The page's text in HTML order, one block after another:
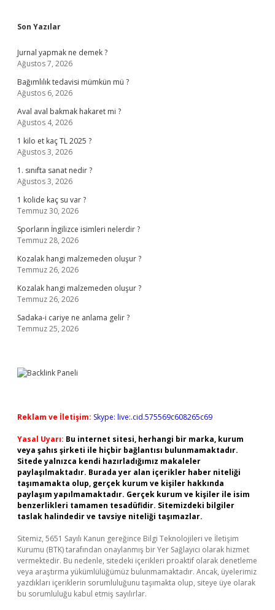
Sidebar
Son Yazılar
Jurnal yapmak ne demek ?
Ağustos 7, 2026
Bağımlılık tedavisi mümkün mü ?
Ağustos 6, 2026
Aval aval bakmak hakaret mi ?
Ağustos 4, 2026
1 kilo et kaç TL 2025 ?
Ağustos 3, 2026
1. sınıfta sanat nedir ?
Ağustos 3, 2026
1 kolide kaç su var ?
Temmuz 30, 2026
Sporların İngilizce isimleri nelerdir ?
Temmuz 28, 2026
Kozalak hangi malzemeden oluşur ?
Temmuz 26, 2026
Kozalak hangi malzemeden oluşur ?
Temmuz 26, 2026
Sadaka-i cariye ne anlama gelir ?
Temmuz 25, 2026
Reklam ve İletişim: Skype: live:.cid.575569c608265c69
Yasal Uyarı: Bu internet sitesi, herhangi bir marka, kurum
veya şahıs şirketi ile hiçbir bağlantısı bulunmamaktadır.
Sitede yalnızca kendi hazırladığımız makaleler
paylaşılmaktadır. Burada yer alan içerikler haber niteliği
taşımamakta olup, gerçek kurum ve kişiler hakkında
paylaşım yapılmamaktadır. Gerçek kurum ve kişiler ile isim
benzerlikleri tamamen tesadüfidir. Sitemizdeki bilgiler
taslak halindedir ve tavsiye niteliği taşımazlar.
Sitemiz, 5651 Sayılı Kanun gereğince Bilgi Teknolojileri ve İletişim
Kurumu (BTK) tarafından onaylanmış bir Yer Sağlayıcı olarak hizmet
vermektedir. Bu nedenle, sitedeki içerikleri proaktif olarak denetleme
veya araştırma yükümlülüğümüz bulunmamaktadır. Ancak, üyelerimiz
yazdıkları içeriklerin sorumluluğunu taşımakta olup, siteye üye olarak
bu sorumluluğu kabul etmiş sayılırlar.